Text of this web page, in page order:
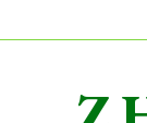
к